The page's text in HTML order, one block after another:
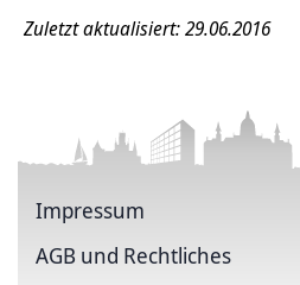
Zuletzt aktualisiert: 29.06.2016
Impressum
AGB und Rechtliches